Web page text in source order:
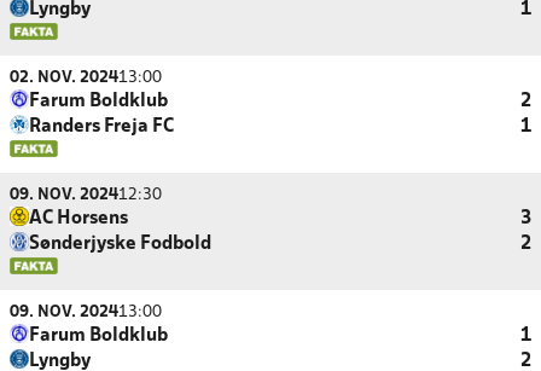
Lyngby
1
02. NOV. 202413:00
Farum Boldklub
2
Randers Freja FC
1
09. NOV. 202412:30
AC Horsens
3
Sønderjyske Fodbold
2
09. NOV. 202413:00
Farum Boldklub
1
Lyngby
2